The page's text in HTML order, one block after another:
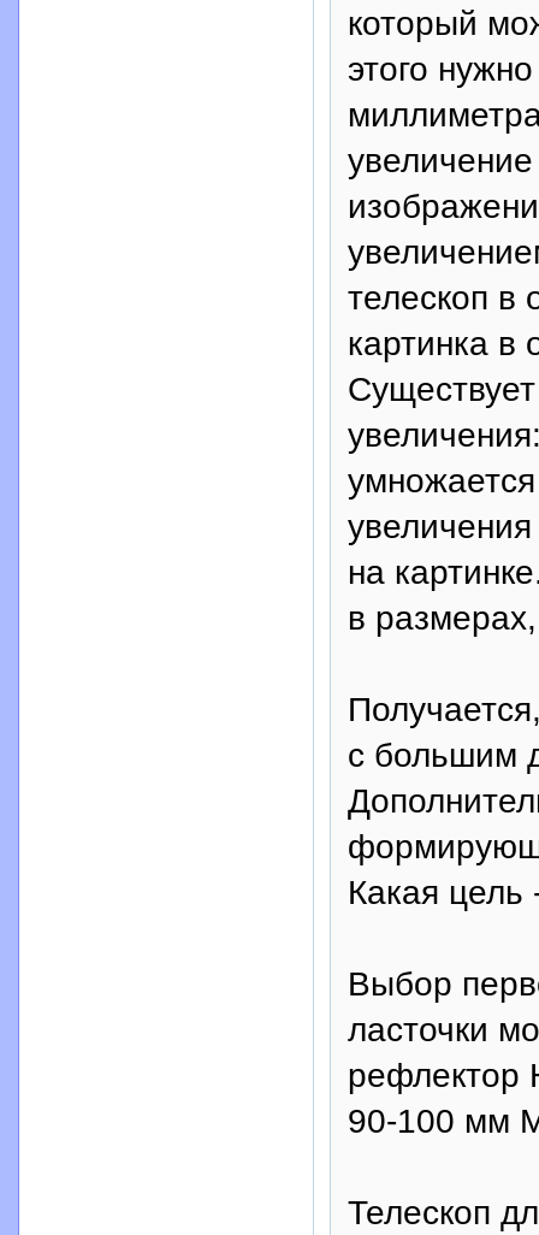
который
этого
телескоп в
картинка в
на
в
с большим
Какая цель
Выбор
ласточки
рефлектор
90-100 мм
Телескоп